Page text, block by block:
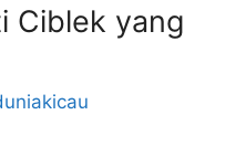
Ciblek yang